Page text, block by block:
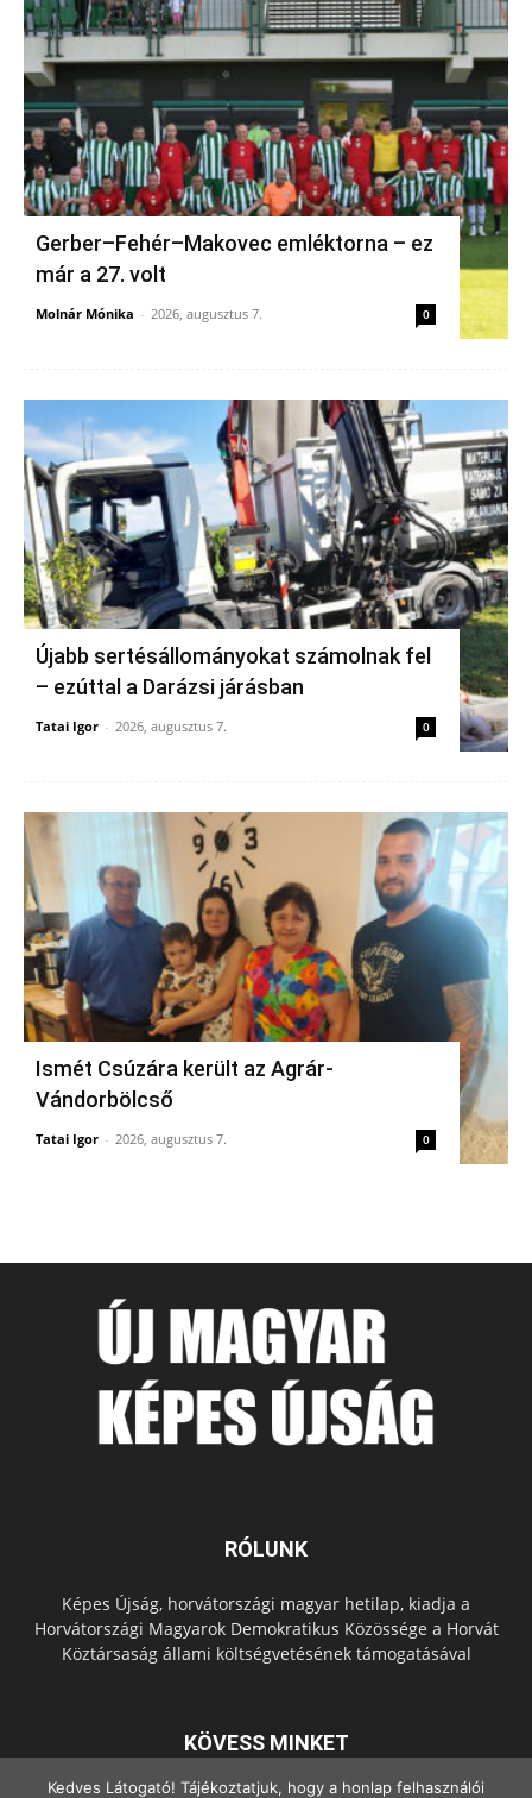
Gerber–Fehér–Makovec emléktorna – ez
már a 27. volt
Molnár Mónika - 2026, augusztus 7. 0
Újabb sertésállományokat számolnak fel
– ezúttal a Darázsi járásban
Tatai Igor - 2026, augusztus 7. 0
Ismét Csúzára került az Agrár-
Vándorbölcső
Tatai Igor - 2026, augusztus 7. 0
RÓLUNK
Képes Újság, horvátországi magyar hetilap, kiadja a
Horvátországi Magyarok Demokratikus Közössége a Horvát
Köztársaság állami költségvetésének támogatásával
KÖVESS MINKET
Kedves Látogató! Tájékoztatjuk, hogy a honlap felhasználói